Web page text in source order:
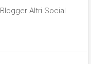
Blogger Altri Social